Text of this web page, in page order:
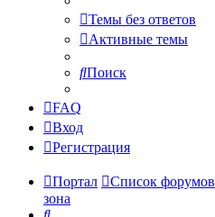
Темы без ответов
Активные темы
Поиск
FAQ
Вход
Регистрация
Портал Список форумов
зона